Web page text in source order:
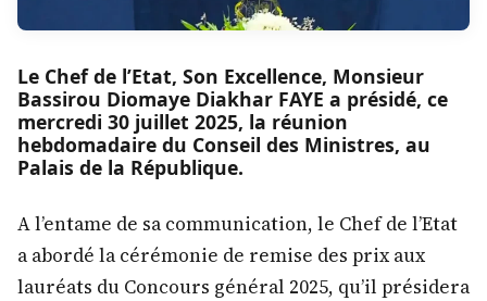
Le Chef de l’Etat, Son Excellence, Monsieur
Bassirou Diomaye Diakhar FAYE a présidé, ce
mercredi 30 juillet 2025, la réunion
hebdomadaire du Conseil des Ministres, au
Palais de la République.
A l’entame de sa communication, le Chef de l’Etat
a abordé la cérémonie de remise des prix aux
lauréats du Concours général 2025, qu’il présidera